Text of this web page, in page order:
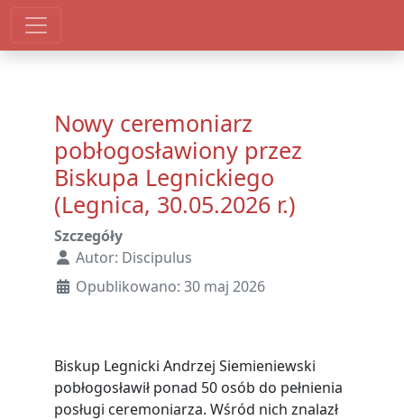
Nowy ceremoniarz
pobłogosławiony przez
Biskupa Legnickiego
(Legnica, 30.05.2026 r.)
Szczegóły
Autor: Discipulus
Opublikowano: 30 maj 2026
Biskup Legnicki Andrzej Siemieniewski
pobłogosławił ponad 50 osób do pełnienia
posługi ceremoniarza. Wśród nich znalazł